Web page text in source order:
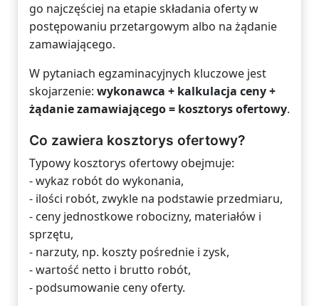
go najczęściej na etapie składania oferty w
postępowaniu przetargowym albo na żądanie
zamawiającego.
W pytaniach egzaminacyjnych kluczowe jest
skojarzenie: wykonawca + kalkulacja ceny +
żądanie zamawiającego = kosztorys ofertowy.
Co zawiera kosztorys ofertowy?
Typowy kosztorys ofertowy obejmuje:
- wykaz robót do wykonania,
- ilości robót, zwykle na podstawie przedmiaru,
- ceny jednostkowe robocizny, materiałów i
sprzętu,
- narzuty, np. koszty pośrednie i zysk,
- wartość netto i brutto robót,
- podsumowanie ceny oferty.